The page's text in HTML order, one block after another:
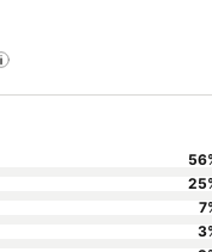
56
25
7
3